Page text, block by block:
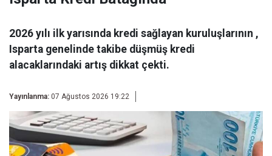
2026 yılı ilk yarısında kredi sağlayan kuruluşlarının ,
Isparta genelinde takibe düşmüş kredi
alacaklarındaki artış dikkat çekti.
Yayınlanma: 07 Ağustos 2026 19:22